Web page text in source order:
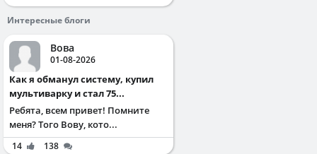
Интересные блоги
Вова
01-08-2026
Как я обманул систему, купил
мультиварку и стал 75...
Ребята, всем привет! Помните
меня? Того Вову, кото...
14 138